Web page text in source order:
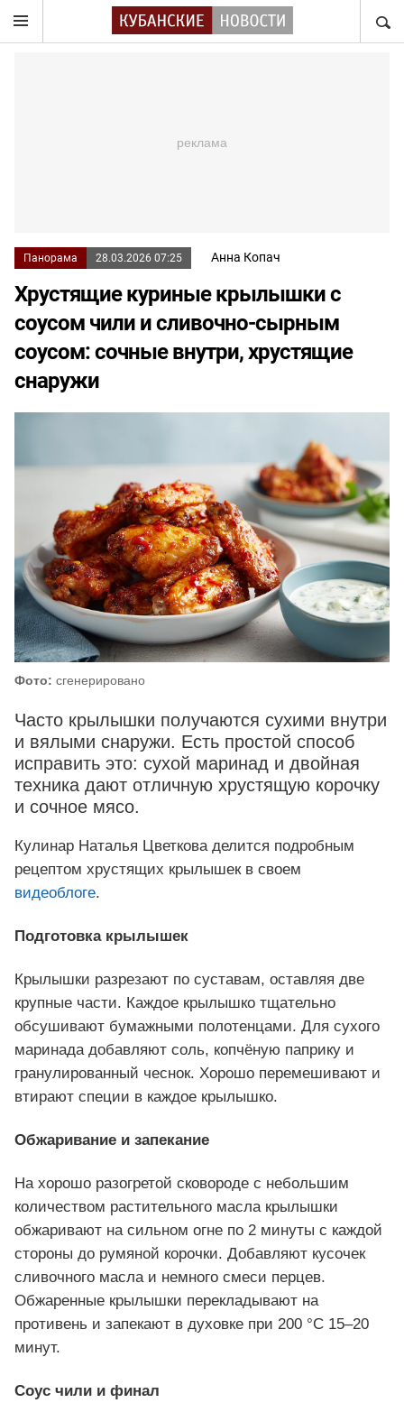
Панорама 28.03.2026 07:25 Анна Копач
Хрустящие куриные крылышки с
соусом чили и сливочно-сырным
соусом: сочные внутри, хрустящие
снаружи
Фото: сгенерировано
Часто крылышки получаются сухими внутри
и вялыми снаружи. Есть простой способ
исправить это: сухой маринад и двойная
техника дают отличную хрустящую корочку
и сочное мясо.
Кулинар Наталья Цветкова делится подробным
рецептом хрустящих крылышек в своем
видеоблоге.
Подготовка крылышек
Крылышки разрезают по суставам, оставляя две
крупные части. Каждое крылышко тщательно
обсушивают бумажными полотенцами. Для сухого
маринада добавляют соль, копчёную паприку и
гранулированный чеснок. Хорошо перемешивают и
втирают специи в каждое крылышко.
Обжаривание и запекание
На хорошо разогретой сковороде с небольшим
количеством растительного масла крылышки
обжаривают на сильном огне по 2 минуты с каждой
стороны до румяной корочки. Добавляют кусочек
сливочного масла и немного смеси перцев.
Обжаренные крылышки перекладывают на
противень и запекают в духовке при 200 °C 15–20
минут.
Соус чили и финал